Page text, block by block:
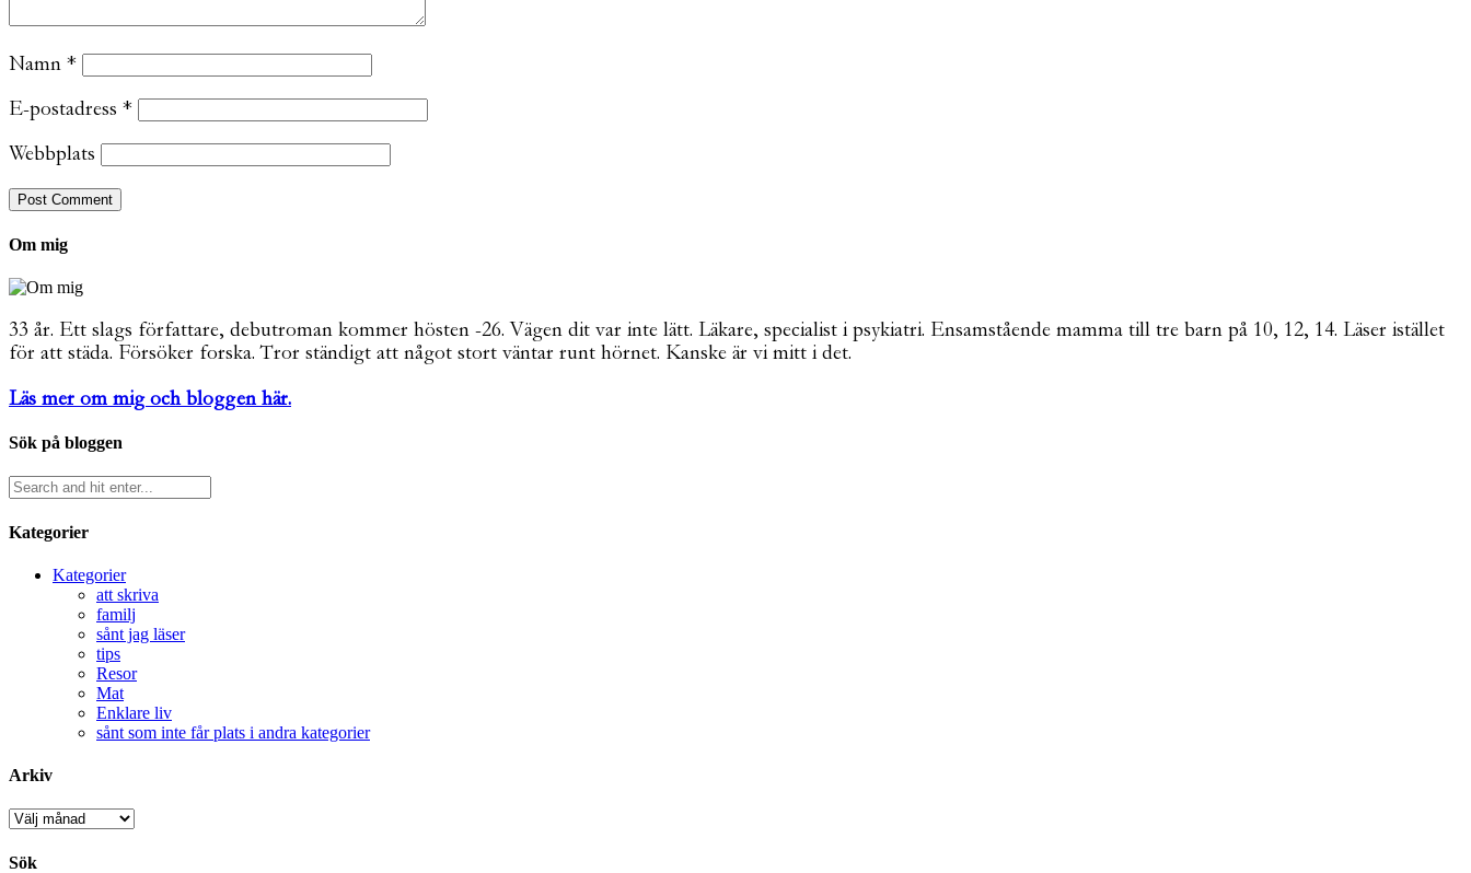
Namn *
E-postadress *
Webbplats
Om mig
33 år. Ett slags författare, debutroman kommer hösten -26. Vägen dit var inte lätt. Läkare, specialist i psykiatri. Ensamstående mamma till tre barn på 10, 12, 14. Läser istället
för att städa. Försöker forska. Tror ständigt att något stort väntar runt hörnet. Kanske är vi mitt i det.
Läs mer om mig och bloggen här.
Sök på bloggen
Kategorier
Kategorier
att skriva
familj
sånt jag läser
tips
Resor
Mat
Enklare liv
sånt som inte får plats i andra kategorier
Arkiv
Arkiv
Sök